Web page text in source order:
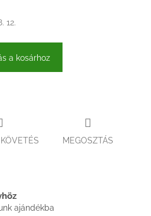
12.
a kosárhoz
MEGOSZTÁS
ajándékba